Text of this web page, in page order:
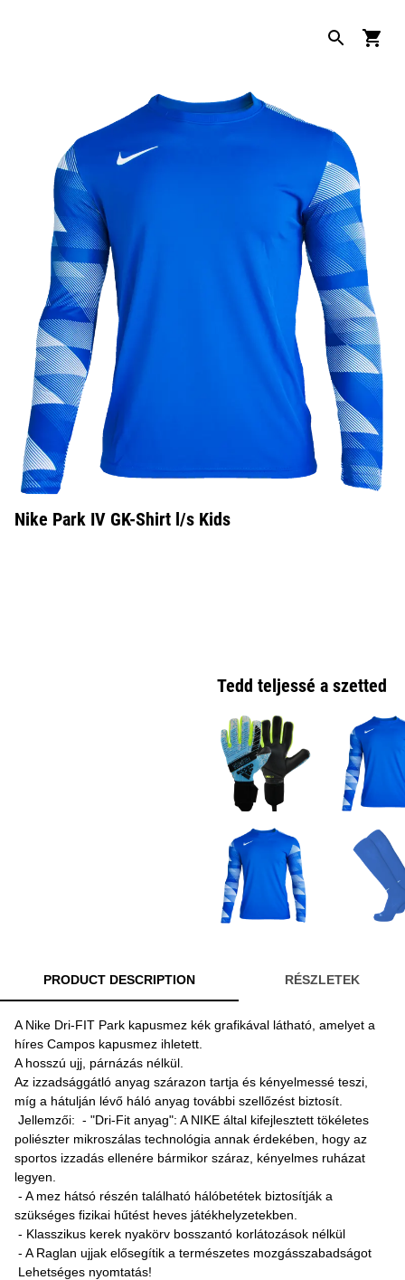
Nike Park IV GK-Shirt l/s Kids
Tedd teljessé a szetted
PRODUCT DESCRIPTION RÉSZLETEK
A Nike Dri-FIT Park kapusmez kék grafikával látható, amelyet a
híres Campos kapusmez ihletett.
A hosszú ujj, párnázás nélkül.
Az izzadsággátló anyag szárazon tartja és kényelmessé teszi,
míg a hátulján lévő háló anyag további szellőzést biztosít.
Jellemzői: - "Dri-Fit anyag": A NIKE által kifejlesztett tökéletes
poliészter mikroszálas technológia annak érdekében, hogy az
sportos izzadás ellenére bármikor száraz, kényelmes ruházat
legyen.
- A mez hátsó részén található hálóbetétek biztosítják a
szükséges fizikai hűtést heves játékhelyzetekben.
- Klasszikus kerek nyakörv bosszantó korlátozások nélkül
- A Raglan ujjak elősegítik a természetes mozgásszabadságot
Lehetséges nyomtatás!